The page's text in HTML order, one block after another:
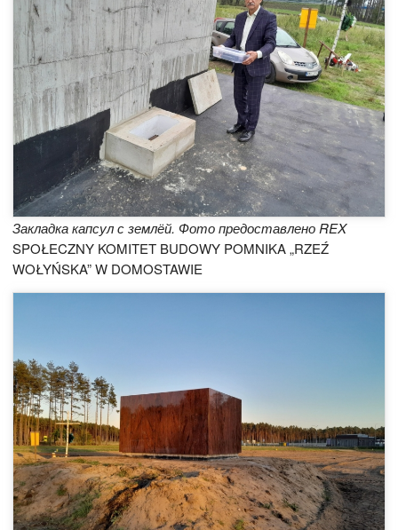
Закладка капсул с землёй. Фото предоставлено REX
SPOŁECZNY KOMITET BUDOWY POMNIKA „RZEŹ
WOŁYŃSKA” W DOMOSTAWIE